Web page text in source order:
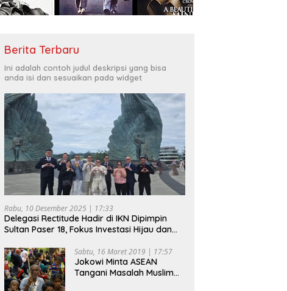
Berita Terbaru
Ini adalah contoh judul deskripsi yang bisa
anda isi dan sesuaikan pada widget
Rabu, 10 Desember 2025 | 17:33
Delegasi Rectitude Hadir di IKN Dipimpin
Sultan Paser 18, Fokus Investasi Hijau dan
Sabtu, 16 Maret 2019 | 17:57
Jokowi Minta ASEAN
Tangani Masalah Muslim